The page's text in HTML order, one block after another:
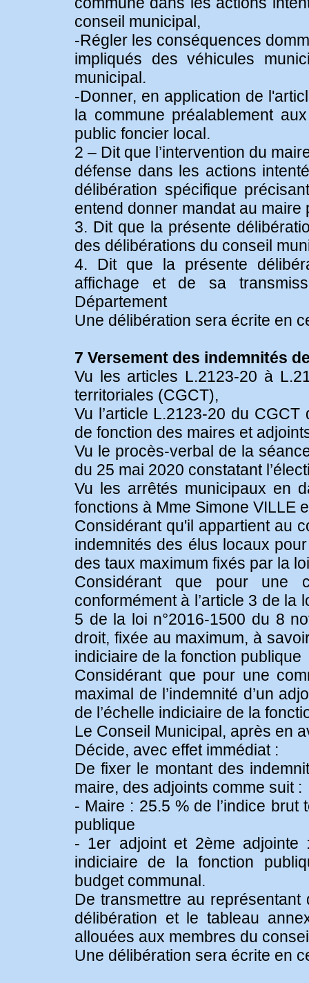
conseil municipal,
-Régler les conséquences
impliqués des véhicules
municipal.
-Donner, en application de
la commune préalablement
public foncier local.
2 – Dit que l’intervention du
défense dans les actions
délibération spécifique
entend donner mandat au
3. Dit que la présente
des délibérations du conseil
4. Dit que la présente
affichage et de sa
Département
Une délibération sera écrite en
7 Versement des indemnités
Vu les articles L.2123-20 à
territoriales (CGCT),
Vu l’article L.2123-20 du
de fonction des maires et
Vu le procès-verbal de la
du 25 mai 2020 constatant
Vu les arrêtés municipaux en
fonctions à Mme Simone VILLE
Considérant qu'il appartient au
indemnités des élus locaux
des taux maximum fixés par la
Considérant que pour une
conformément à l’article 3 de la
5 de la loi n°2016-1500 du 8
droit, fixée au maximum, à
indiciaire de la fonction publique
Considérant que pour une
maximal de l’indemnité d’un
de l’échelle indiciaire de la
Le Conseil Municipal, après en
Décide, avec effet immédiat :
De fixer le montant des
maire, des adjoints comme suit :
- Maire : 25.5 % de l’indice brut
publique
- 1er adjoint et 2ème adjointe
indiciaire de la fonction
budget communal.
De transmettre au représentant
délibération et le tableau
allouées aux membres du
Une délibération sera écrite en